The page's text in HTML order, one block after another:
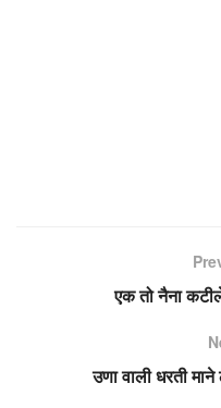
एक तो नैना
उणा वाली धरती